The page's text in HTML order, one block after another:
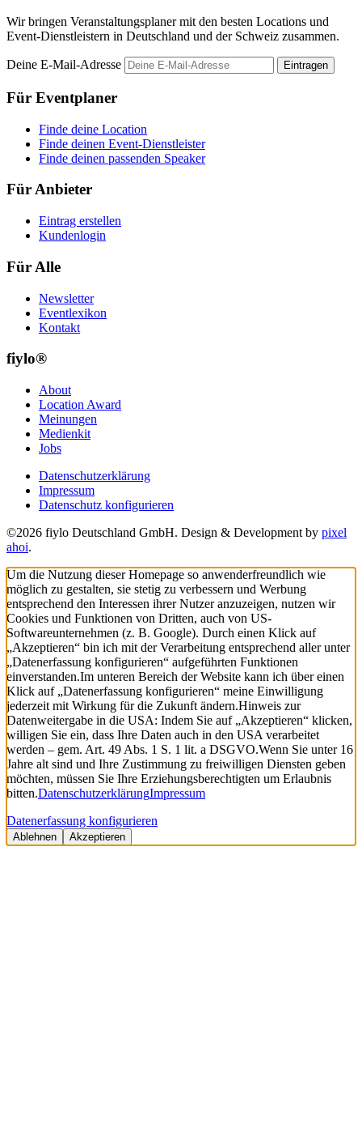
Wir bringen Veranstaltungsplaner mit den besten Locations und
Event-Dienstleistern in Deutschland und der Schweiz zusammen.
Deine E-Mail-Adresse Eintragen
Für Eventplaner
Finde deine Location
Finde deinen Event-Dienstleister
Finde deinen passenden Speaker
Für Anbieter
Eintrag erstellen
Kundenlogin
Für Alle
Newsletter
Eventlexikon
Kontakt
fiylo®
About
Location Award
Meinungen
Medienkit
Jobs
Datenschutzerklärung
Impressum
Datenschutz konfigurieren
©2026 fiylo Deutschland GmbH. Design & Development by pixel
ahoi.
Um die Nutzung dieser Homepage so anwenderfreundlich wie
möglich zu gestalten, sie stetig zu verbessern und Werbung
entsprechend den Interessen ihrer Nutzer anzuzeigen, nutzen wir
Cookies und Funktionen von Dritten, auch von US-
Softwareunternehmen (z. B. Google). Durch einen Klick auf
„Akzeptieren“ bin ich mit der Verarbeitung entsprechend aller unter
„Datenerfassung konfigurieren“ aufgeführten Funktionen
einverstanden.Im unteren Bereich der Website kann ich über einen
Klick auf „Datenerfassung konfigurieren“ meine Einwilligung
jederzeit mit Wirkung für die Zukunft ändern.Hinweis zur
Datenweitergabe in die USA: Indem Sie auf „Akzeptieren“ klicken,
willigen Sie ein, dass Ihre Daten auch in den USA verarbeitet
werden – gem. Art. 49 Abs. 1 S. 1 lit. a DSGVO.Wenn Sie unter 16
Jahre alt sind und Ihre Zustimmung zu freiwilligen Diensten geben
möchten, müssen Sie Ihre Erziehungsberechtigten um Erlaubnis
bitten.DatenschutzerklärungImpressum
Datenerfassung konfigurieren
Ablehnen Akzeptieren